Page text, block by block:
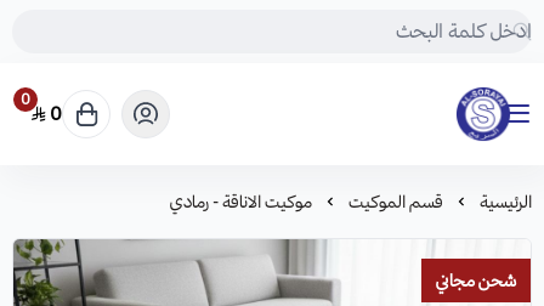
مفروشات السريع-اكبر متجر سجاد في المملكة
0
0
الرئيسية قسم الموكيت موكيت الاناقة - رمادي
شحن مجاني